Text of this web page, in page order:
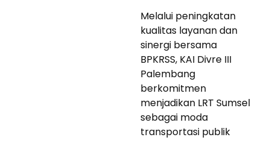
Melalui peningkatan
kualitas layanan dan
sinergi bersama
BPKRSS, KAI Divre III
Palembang
berkomitmen
menjadikan LRT Sumsel
sebagai moda
transportasi publik